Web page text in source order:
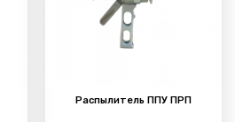
Распылитель ППУ ПРП